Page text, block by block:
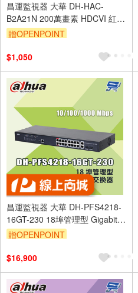
昌運監視器 大華 DH-HAC-
B2A21N 200萬畫素 HDCVI 紅外
線子彈型攝影機
贈OPENPOINT
$1,050
昌運監視器 大華 DH-PFS4218-
16GT-230 18埠管理型 Gigabit
16埠 PoE 交換器
贈OPENPOINT
$16,900